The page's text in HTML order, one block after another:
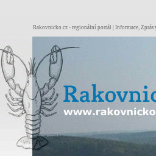
Rakovnicko.cz - regionální portál | Informace,